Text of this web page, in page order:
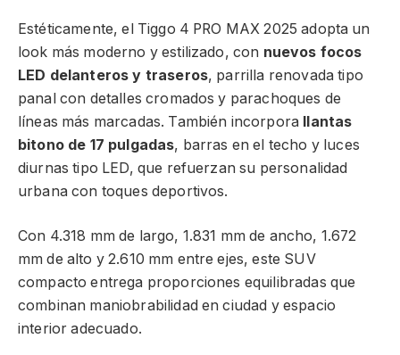
Estéticamente, el Tiggo 4 PRO MAX 2025 adopta un
look más moderno y estilizado, con nuevos focos
LED delanteros y traseros, parrilla renovada tipo
panal con detalles cromados y parachoques de
líneas más marcadas. También incorpora llantas
bitono de 17 pulgadas, barras en el techo y luces
diurnas tipo LED, que refuerzan su personalidad
urbana con toques deportivos.
Con 4.318 mm de largo, 1.831 mm de ancho, 1.672
mm de alto y 2.610 mm entre ejes, este SUV
compacto entrega proporciones equilibradas que
combinan maniobrabilidad en ciudad y espacio
interior adecuado.